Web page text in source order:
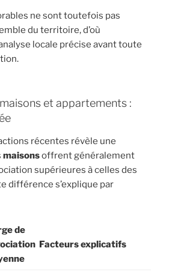
ne sont toutefois pas
du territoire, d’où
locale précise avant toute
et appartements :
récentes révèle une
maisonsoffrent généralement
supérieures à celles des
différence s’explique par
de
Facteurs explicatifs